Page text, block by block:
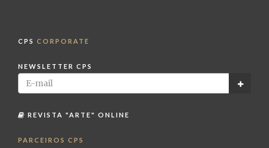
CPS CORPORATE
NEWSLETTER CPS
REVISTA "ARTE" ONLINE
PARCEIROS CPS